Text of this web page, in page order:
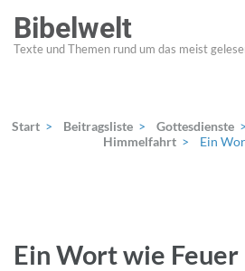
Inhalt
springen
Bibelwelt
Texte und Themen rund um das meist
Start > Beitragsliste > Gottesdienste >
Himmelfahrt > Ein
Ein Wort wie Feuer